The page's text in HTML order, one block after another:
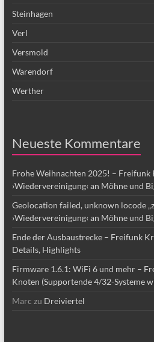
Steinhagen
Verl
Versmold
Warendorf
Werther
Neueste Kommentare
Frohe Weihnachten 2025! – Freifunk
›Wiedervereinigung‹ an Möhne und
Geolocation failed, unknown locode
›Wiedervereinigung‹ an Möhne und
Ende der Ausbaustrecke – Freifunk
Details, Highlights
Firmware 1.6.1: WiFi 6 und mehr –
Knoten (Supportende 4/32-Systeme
Marc zu Dreiviertel